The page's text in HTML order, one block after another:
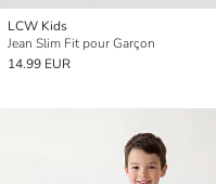
LCW Kids
Jean Slim Fit pour Garçon
14.99 EUR